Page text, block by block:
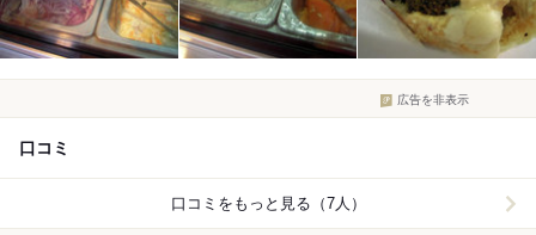
広告を非表示
口コミ
口コミをもっと見る（7人）